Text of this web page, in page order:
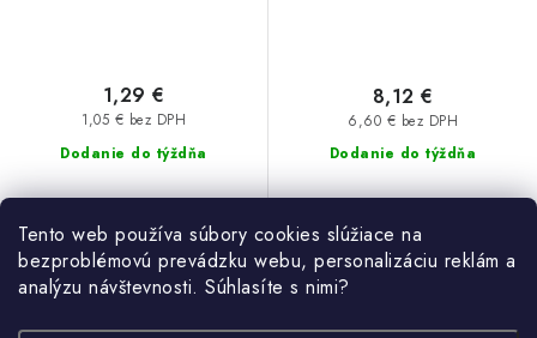
Tento web používa súbory cookies slúžiace na
bezproblémovú prevádzku webu, personalizáciu reklám a
analýzu návštevnosti. Súhlasíte s nimi?
Dodanie do týždňa
1,05 € bez DPH
1,29 €
Dodanie do týždňa
6,60 € bez DPH
8,12 €